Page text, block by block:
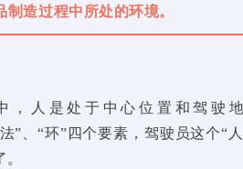
制造过程中所处的环境。
，人是处于中心位置和驾驶
”、“环”四个要素，驾驶员这个